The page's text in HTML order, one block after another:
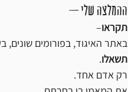
ההמלצה שלי –
תקראו–
באתר האיגוד, בפורומים שונים,
תשאלו.
רק אדם אחד.